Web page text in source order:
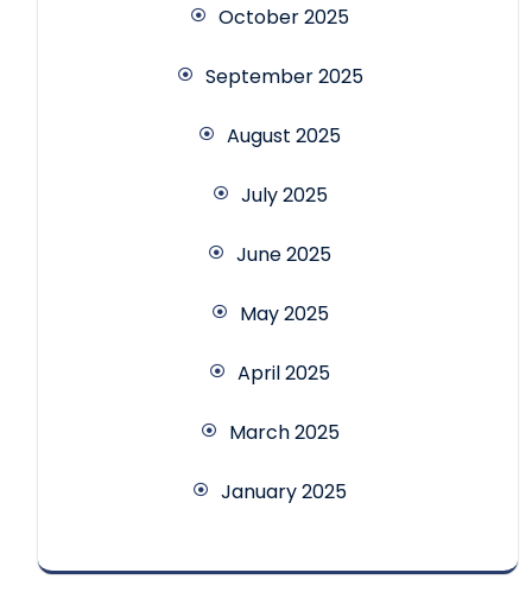
October 2025
September 2025
August 2025
July 2025
June 2025
May 2025
April 2025
March 2025
January 2025